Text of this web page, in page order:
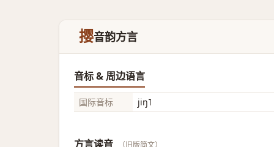
撄音韵方言
音标 & 周边语言
国际音标 jiŋ˥
方言读音 （旧版简文）